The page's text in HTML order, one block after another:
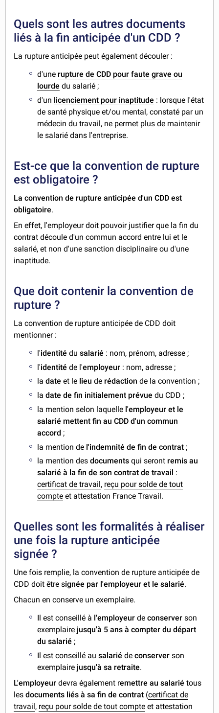
Quels sont les autres documents
liés à la fin anticipée d'un CDD ?
La rupture anticipée peut également découler :
d'une rupture de CDD pour faute grave ou
lourde du salarié ;
d'un licenciement pour inaptitude : lorsque l'état
de santé physique et/ou mental, constaté par un
médecin du travail, ne permet plus de maintenir
le salarié dans l'entreprise.
Est-ce que la convention de rupture
est obligatoire ?
La convention de rupture anticipée d'un CDD est
obligatoire.
En effet, l'employeur doit pouvoir justifier que la fin du
contrat découle d'un commun accord entre lui et le
salarié, et non d'une sanction disciplinaire ou d'une
inaptitude.
Que doit contenir la convention de
rupture ?
La convention de rupture anticipée de CDD doit
mentionner :
l'identitédusalarié : nom, prénom, adresse ;
l'identité de l'employeur : nom, adresse ;
ladateet le lieude rédaction de la convention ;
la date de fin initialement prévuedu CDD ;
la mention selon laquelle l'employeur et le
salarié mettent fin au CDD d'un commun
accord ;
la mention de l'indemnité de fin de contrat ;
la mention des documents qui seront remis au
salarié à la fin de son contrat de travail :
certificat de travail , reçu pour solde de tout
compte et attestation France Travail.
Quelles sont les formalités à réaliser
une fois la rupture anticipée
signée ?
Une fois remplie, la convention de rupture anticipée de
CDD doit être signée par l'employeur et le salarié.
Chacun en conserve un exemplaire.
Il est conseillé à l'employeurdeconserverson
exemplaire jusqu'à 5 ans à compter du départ
du salarié ;
Il est conseillé ausalariédeconserver son
exemplaire jusqu'à sa retraite.
L'employeurdevra également remettre au salarié tous
les documents liés à sa fin de contrat (certificat de
travail, reçu pour solde de tout compte et attestation